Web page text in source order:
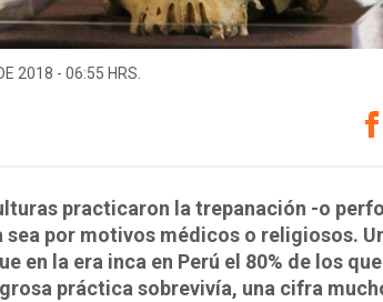
2018 - 06:55 HRS.
practicaron la trepanación -o
sea por motivos médicos o religiosos.
en la era inca en Perú el 80% de los
práctica sobrevivía, una cifra